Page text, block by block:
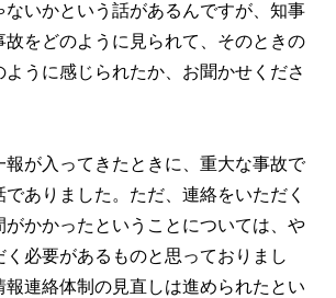
ないかという話があるんですが、知事
故をどのように見られて、そのときの
ように感じられたか、お聞かせくださ
報が入ってきたときに、重大な事故で
ありました。ただ、連絡をいただく
がかかったということについては、や
く必要があるものと思っておりまし
報連絡体制の見直しは進められたとい